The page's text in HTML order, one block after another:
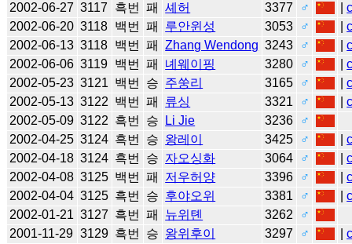
2002-06-27 3117 흑번 패 셰허 3377 ♂ |
2002-06-20 3118 백번 패 루안윈성 3053 ♂ |
2002-06-13 3118 백번 패 Zhang Wendong 3243 ♂ |
2002-06-06 3119 백번 패 녜웨이핑 3280 ♂ |
2002-05-23 3121 백번 승 주쑹리 3165 ♂ |
2002-05-13 3122 백번 패 류싱 3321 ♂ |
2002-05-09 3122 흑번 승 Li Jie 3236
♂
2002-04-25 3124 흑번 승 왕레이 3425 ♂ |
2002-04-18 3124 흑번 승 자오싱화 3064 ♂ |
2002-04-08 3125 백번 패 저우허양 3396 ♂ |
2002-04-04 3125 흑번 승 후야오위 3381 ♂ |
2002-01-21 3127 흑번 패 뉴위톈 3262
♂
2001-11-29 3129 흑번 승 왕위후이 3297 ♂ |